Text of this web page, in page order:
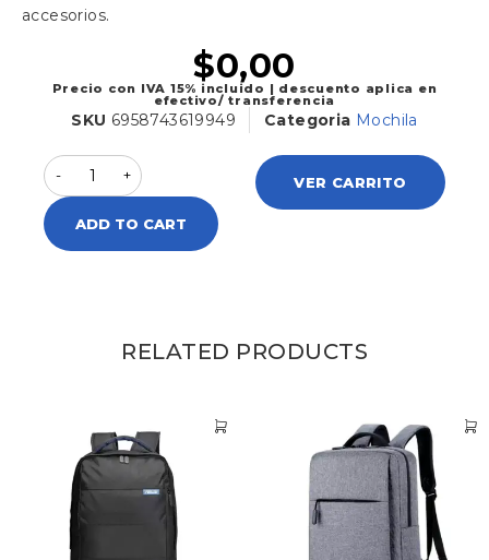
accesorios.
$0,00
Precio con IVA 15% incluido | descuento aplica en
efectivo/ transferencia
SKU 6958743619949 Categoria Mochila
ADD TO CART
VER CARRITO
RELATED PRODUCTS